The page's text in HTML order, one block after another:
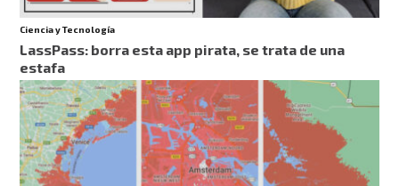
Ciencia y Tecnología
LassPass: borra esta app pirata, se trata de una
estafa